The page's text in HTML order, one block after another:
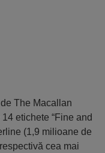
The Macallan
etichete “Fine and
(1,9 milioane de
cea mai